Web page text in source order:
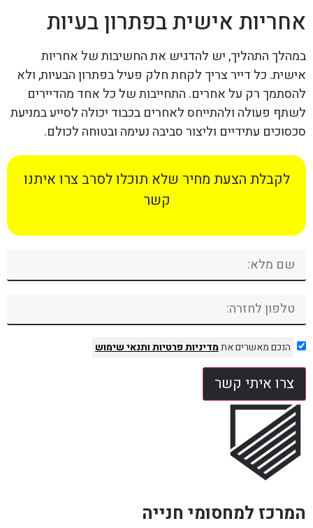
אחריות אישית בפתרון בעיות
במהלך התהליך, יש להדגיש את החשיבות של אחריות
אישית. כל דייר צריך לקחת חלק פעיל בפתרון הבעיות, ולא
להסתמך רק על אחרים. התחייבות של כל אחד מהדיירים
לשתף פעולה ולהתייחס לאחרים בכבוד יכולה לסייע במניעת
סכסוכים עתידיים וליצור סביבה נעימה ובטוחה לכולם.
לקבלת הצעת מחיר שלא תוכלו לסרב צרו איתנו
קשר
הנכם מאשרים אתמדיניות פרטיותותנאי שימוש
צרו איתי קשר
המרכז למחסומי חנייה